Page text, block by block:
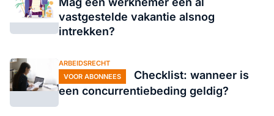
vastgestelde vakantie alsnog
intrekken?
ARBEIDSRECHT
VOOR ABONNEES
Checklist: wanneer is
een concurrentiebeding geldig?